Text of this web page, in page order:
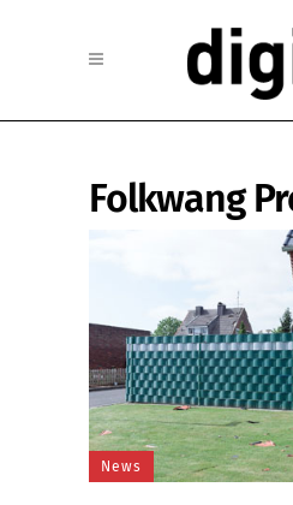
Folkwang
News